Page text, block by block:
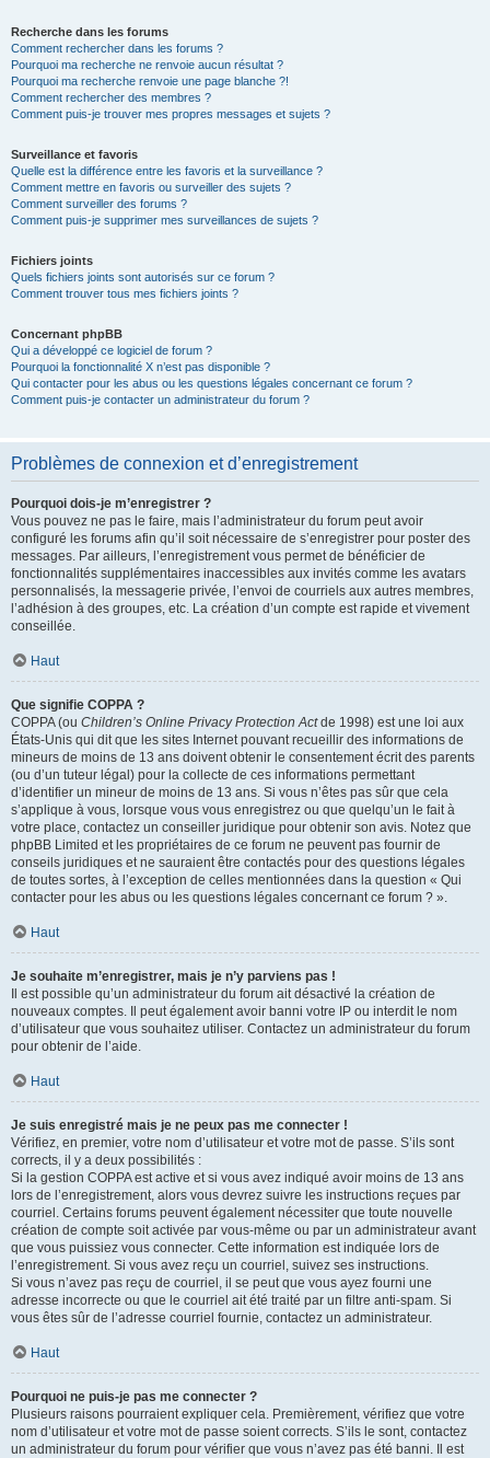
Recherche dans les forums
Comment rechercher dans les forums ?
Pourquoi ma recherche ne renvoie aucun résultat ?
Pourquoi ma recherche renvoie une page blanche ?!
Comment rechercher des membres ?
Comment puis-je trouver mes propres messages et sujets ?
Surveillance et favoris
Quelle est la différence entre les favoris et la surveillance ?
Comment mettre en favoris ou surveiller des sujets ?
Comment surveiller des forums ?
Comment puis-je supprimer mes surveillances de sujets ?
Fichiers joints
Quels fichiers joints sont autorisés sur ce forum ?
Comment trouver tous mes fichiers joints ?
Concernant phpBB
Qui a développé ce logiciel de forum ?
Pourquoi la fonctionnalité X n’est pas disponible ?
Qui contacter pour les abus ou les questions légales concernant ce forum ?
Comment puis-je contacter un administrateur du forum ?
Problèmes de connexion et d’enregistrement
Pourquoi dois-je m’enregistrer ?
Vous pouvez ne pas le faire, mais l’administrateur du forum peut avoir
configuré les forums afin qu’il soit nécessaire de s’enregistrer pour poster des
messages. Par ailleurs, l’enregistrement vous permet de bénéficier de
fonctionnalités supplémentaires inaccessibles aux invités comme les avatars
personnalisés, la messagerie privée, l’envoi de courriels aux autres membres,
l’adhésion à des groupes, etc. La création d’un compte est rapide et vivement
conseillée.
Haut
Que signifie COPPA ?
COPPA (ou Children’s Online Privacy Protection Actde 1998) est une loi aux
États-Unis qui dit que les sites Internet pouvant recueillir des informations de
mineurs de moins de 13 ans doivent obtenir le consentement écrit des parents
(ou d’un tuteur légal) pour la collecte de ces informations permettant
d’identifier un mineur de moins de 13 ans. Si vous n’êtes pas sûr que cela
s’applique à vous, lorsque vous vous enregistrez ou que quelqu’un le fait à
votre place, contactez un conseiller juridique pour obtenir son avis. Notez que
phpBB Limited et les propriétaires de ce forum ne peuvent pas fournir de
conseils juridiques et ne sauraient être contactés pour des questions légales
de toutes sortes, à l’exception de celles mentionnées dans la question « Qui
contacter pour les abus ou les questions légales concernant ce forum ? ».
Haut
Je souhaite m’enregistrer, mais je n’y parviens pas !
Il est possible qu’un administrateur du forum ait désactivé la création de
nouveaux comptes. Il peut également avoir banni votre IP ou interdit le nom
d’utilisateur que vous souhaitez utiliser. Contactez un administrateur du forum
pour obtenir de l’aide.
Haut
Je suis enregistré mais je ne peux pas me connecter !
Vérifiez, en premier, votre nom d’utilisateur et votre mot de passe. S’ils sont
corrects, il y a deux possibilités :
Si la gestion COPPA est active et si vous avez indiqué avoir moins de 13 ans
lors de l’enregistrement, alors vous devrez suivre les instructions reçues par
courriel. Certains forums peuvent également nécessiter que toute nouvelle
création de compte soit activée par vous-même ou par un administrateur avant
que vous puissiez vous connecter. Cette information est indiquée lors de
l’enregistrement. Si vous avez reçu un courriel, suivez ses instructions.
Si vous n’avez pas reçu de courriel, il se peut que vous ayez fourni une
adresse incorrecte ou que le courriel ait été traité par un filtre anti-spam. Si
vous êtes sûr de l’adresse courriel fournie, contactez un administrateur.
Haut
Pourquoi ne puis-je pas me connecter ?
Plusieurs raisons pourraient expliquer cela. Premièrement, vérifiez que votre
nom d’utilisateur et votre mot de passe soient corrects. S’ils le sont, contactez
un administrateur du forum pour vérifier que vous n’avez pas été banni. Il est